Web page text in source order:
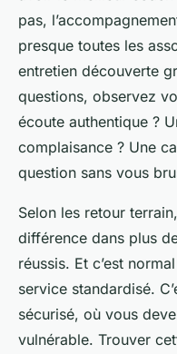
pas,
presque toutes les
entretien découverte
questions, observez
écoute authentique ?
complaisance ? Une
question sans vous
Selon les retour
différence dans plus
réussis. Et c’est
service standardisé.
sécurisé, où vous
vulnérable. Trouver